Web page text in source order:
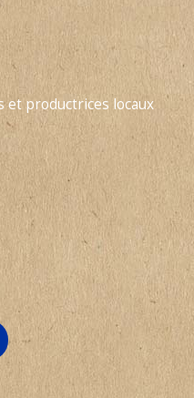
productrices locaux